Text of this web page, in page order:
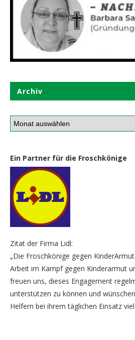
Archiv
Ein Partner für die Froschkönige
Zitat der Firma Lidl:
„Die Froschkönige gegen
Arbeit im Kampf gegen Kinderarmut
freuen uns, dieses Engagement
unterstützen zu können und
Helfern bei ihrem täglichen Einsatz